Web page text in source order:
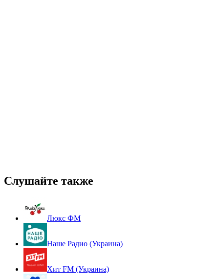
Слушайте также
Люкс ФМ
Наше Радио (Украина)
Хит FM (Украина)